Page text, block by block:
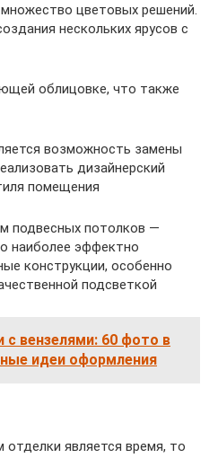
цветовых решений.
нескольких ярусов с
облицовке, что также
возможность замены
дизайнерский
помещения
подвесных потолков —
наиболее эффектно
конструкции, особенно
подсветкой
с вензелями: 60 фото в
идеи оформления
является время, то